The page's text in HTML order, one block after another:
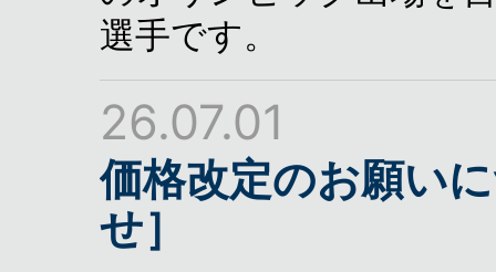
選手です。
26.07.01
価格改定のお願い
せ］